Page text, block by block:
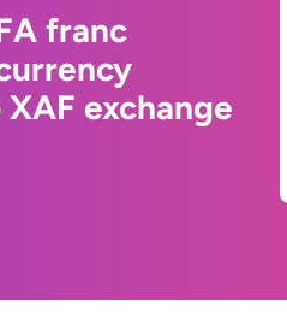
franc
exchange